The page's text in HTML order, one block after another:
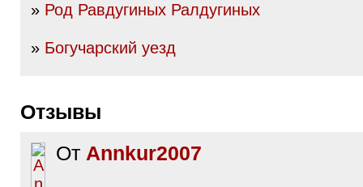
» Род Равдугиных Ралдугиных
» Богучарский уезд
Отзывы
От Annkur2007